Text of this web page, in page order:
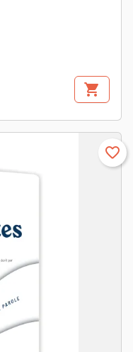
shopping_cart
favorite_border